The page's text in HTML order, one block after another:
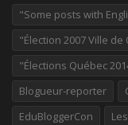
"Some posts with
"Élection 2007 Ville de
"Élections Québec
Blogueur-reporter
EduBloggerCon